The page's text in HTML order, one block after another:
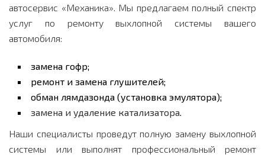
автосервис «Механика». Мы предлагаем полный спектр
услуг по ремонту выхлопной системы вашего
автомобиля:
замена гофр;
ремонт и замена глушителей;
обман лямдазонда (установка эмулятора);
замена и удаление катализатора.
Наши специалисты проведут полную замену выхлопной
системы или выполнят профессиональный ремонт